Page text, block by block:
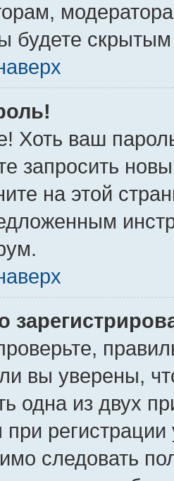
будете
Хоть ваш
запросить
на этой
вы уверены,
одна из двух
следовать